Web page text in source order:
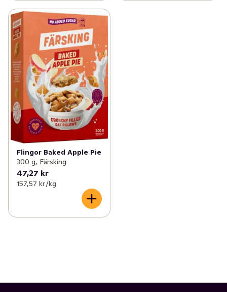
Flingor Baked Apple Pie
300 g, Färsking
47,27 kr
157,57 kr /kg